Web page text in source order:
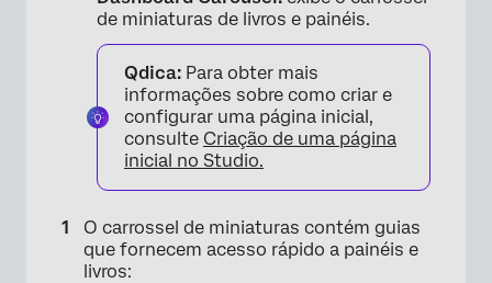
de miniaturas de livros e painéis.
Qdica: Para obter mais
informações sobre como criar e
configurar uma página inicial,
consulte Criação de uma página
inicial no Studio.
O carrossel de miniaturas contém guias
que fornecem acesso rápido a painéis e
livros: